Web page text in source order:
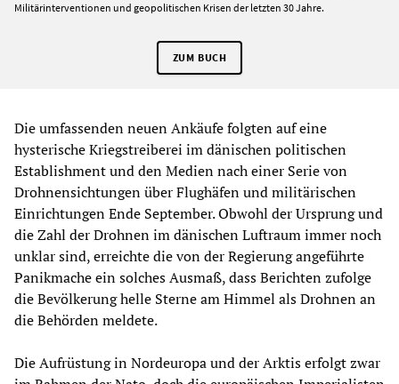
Militärinterventionen und geopolitischen Krisen der letzten 30 Jahre.
ZUM BUCH
Die umfassenden neuen Ankäufe folgten auf eine
hysterische Kriegstreiberei im dänischen politischen
Establishment und den Medien nach einer Serie von
Drohnensichtungen über Flughäfen und militärischen
Einrichtungen Ende September. Obwohl der Ursprung und
die Zahl der Drohnen im dänischen Luftraum immer noch
unklar sind, erreichte die von der Regierung angeführte
Panikmache ein solches Ausmaß, dass Berichten zufolge
die Bevölkerung helle Sterne am Himmel als Drohnen an
die Behörden meldete.
Die Aufrüstung in Nordeuropa und der Arktis erfolgt zwar